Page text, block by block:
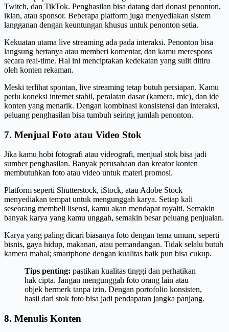
Twitch, dan TikTok. Penghasilan bisa datang dari donasi penonton,
iklan, atau sponsor. Beberapa platform juga menyediakan sistem
langganan dengan keuntungan khusus untuk penonton setia.
Kekuatan utama live streaming ada pada interaksi. Penonton bisa
langsung bertanya atau memberi komentar, dan kamu merespons
secara real-time. Hal ini menciptakan kedekatan yang sulit ditiru
oleh konten rekaman.
Meski terlihat spontan, live streaming tetap butuh persiapan. Kamu
perlu koneksi internet stabil, peralatan dasar (kamera, mic), dan ide
konten yang menarik. Dengan kombinasi konsistensi dan interaksi,
peluang penghasilan bisa tumbuh seiring jumlah penonton.
7. Menjual Foto atau Video Stok
Jika kamu hobi fotografi atau videografi, menjual stok bisa jadi
sumber penghasilan. Banyak perusahaan dan kreator konten
membutuhkan foto atau video untuk materi promosi.
Platform seperti Shutterstock, iStock, atau Adobe Stock
menyediakan tempat untuk mengunggah karya. Setiap kali
seseorang membeli lisensi, kamu akan mendapat royalti. Semakin
banyak karya yang kamu unggah, semakin besar peluang penjualan.
Karya yang paling dicari biasanya foto dengan tema umum, seperti
bisnis, gaya hidup, makanan, atau pemandangan. Tidak selalu butuh
kamera mahal; smartphone dengan kualitas baik pun bisa cukup.
Tips penting: pastikan kualitas tinggi dan perhatikan
hak cipta. Jangan mengunggah foto orang lain atau
objek bermerk tanpa izin. Dengan portofolio konsisten,
hasil dari stok foto bisa jadi pendapatan jangka panjang.
8. Menulis Konten